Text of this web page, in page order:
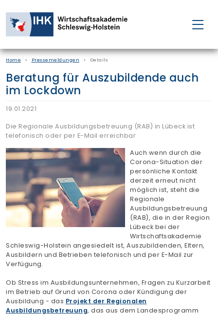
FÜR EINZELPERSONEN
FÜR UNTERNEHMEN
PROJEKTE
NEWS
ÜBER UNS
Finden Sie Ihre Weiterbildung
SUCHEN
Home Pressemeldungen Details
Beratung für Auszubildende auch
im Lockdown
19.01.2021
Die Regionale Ausbildungsbetreuung (RAB) in Lübeck ist
telefonisch oder per E-Mail erreichbar
Auch wenn durch die
Corona-Situation der
persönliche Kontakt
derzeit erneut nicht
möglich ist, steht die
Regionale
Ausbildungsbetreuung
(RAB), die in der Region
Lübeck bei der
Wirtschaftsakademie
Schleswig-Holstein angesiedelt ist, Auszubildenden, Eltern,
Ausbildern und Betrieben telefonisch und per E-Mail zur
Verfügung.
Ob Stress im Ausbildungsunternehmen, Fragen zu Kurzarbeit
im Betrieb auf Grund von Corona oder Kündigung der
Ausbildung - das Projekt der Regionalen
Ausbildungsbetreuung, das aus dem Landesprogramm